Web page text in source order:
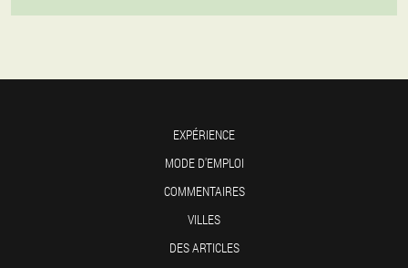
EXPÉRIENCE
MODE D'EMPLOI
COMMENTAIRES
VILLES
DES ARTICLES